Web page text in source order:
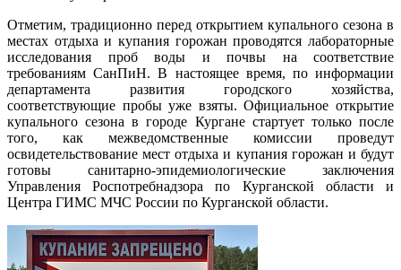
Отметим, традиционно перед открытием купального сезона в
местах отдыха и купания горожан проводятся лабораторные
исследования проб воды и почвы на соответствие
требованиям СанПиН. В настоящее время, по информации
департамента развития городского хозяйства,
соответствующие пробы уже взяты. Официальное открытие
купального сезона в городе Кургане стартует только после
того, как межведомственные комиссии проведут
освидетельствование мест отдыха и купания горожан и будут
готовы санитарно-эпидемиологические заключения
Управления Роспотребнадзора по Курганской области и
Центра ГИМС МЧС России по Курганской области.